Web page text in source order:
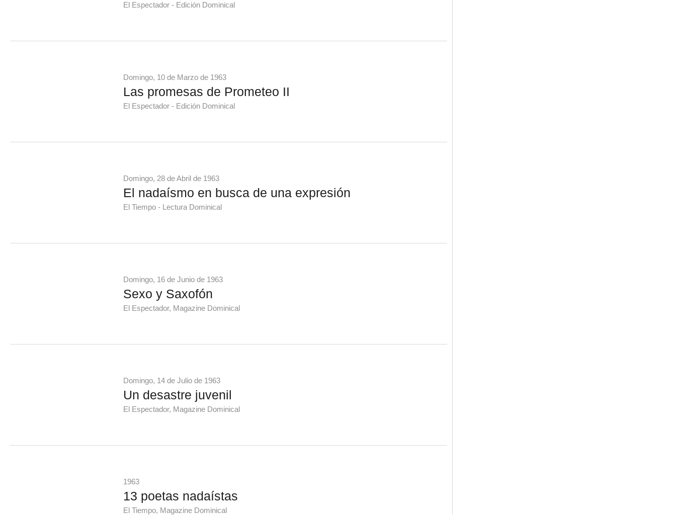
El Espectador - Edición Dominical
Domingo, 10 de Marzo de 1963
Las promesas de Prometeo II
El Espectador - Edición Dominical
Domingo, 28 de Abril de 1963
El nadaísmo en busca de una expresión
El Tiempo - Lectura Dominical
Domingo, 16 de Junio de 1963
Sexo y Saxofón
El Espectador, Magazine Dominical
Domingo, 14 de Julio de 1963
Un desastre juvenil
El Espectador, Magazine Dominical
1963
13 poetas nadaístas
El Tiempo, Magazine Dominical